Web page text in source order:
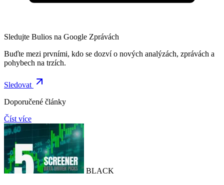
Sledujte Bulios na Google Zprávách
Buďte mezi prvními, kdo se dozví o nových analýzách, zprávách a
pohybech na trzích.
Sledovat
Doporučené články
Číst více
BLACK